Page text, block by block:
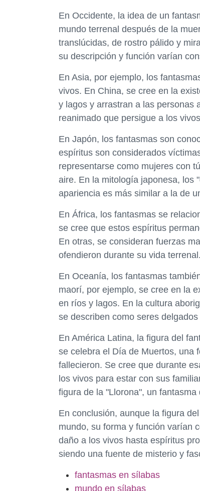
En Occidente, la idea de un
mundo terrenal después de la
translúcidas, de rostro pálido y
su descripción y función varían
En Asia, por ejemplo, los
vivos. En China, se cree en la
y lagos y arrastran a las personas
reanimado que persigue a los
En Japón, los fantasmas son
espíritus son considerados
representarse como mujeres con
aire. En la mitología japonesa, los
apariencia es más similar a la de
En África, los fantasmas se
se cree que estos espíritus
En otras, se consideran fuerzas
ofendieron durante su vida terrenal.
En Oceanía, los fantasmas
maorí, por ejemplo, se cree en la
en ríos y lagos. En la cultura
se describen como seres
En América Latina, la figura del
se celebra el Día de Muertos, una
fallecieron. Se cree que durante
los vivos para estar con sus
figura de la "Llorona", un
En conclusión, aunque la figura
mundo, su forma y función varían
daño a los vivos hasta espíritus
siendo una fuente de misterio y
fantasmas en sílabas
mundo en sílabas